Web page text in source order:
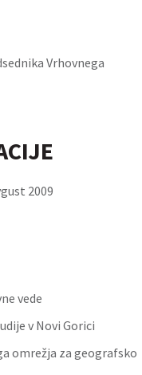
Vrhovnega
2009
vede
v Novi Gorici
omrežja za geografsko